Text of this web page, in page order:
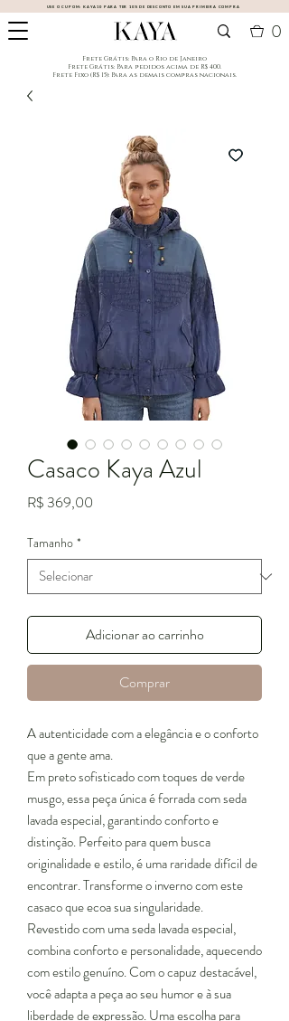
0
USE O CUPOM:KAYA10PARA TER 10% DE DESCONTO EM SUA PRIMEIRA COMPRA
​Frete Grátis: Para o Rio de Janeiro
​Frete Grátis: Para pedidos acima de R$ 400.
Frete Fixo (R$ 15): Para as demais compras nacionais.
Casaco Kaya Azul
R$ 369,00
Tamanho *
Adicionar ao carrinho
Comprar
A autenticidade com a elegância e o conforto
que a gente ama.
Em preto sofisticado com toques de verde
musgo, essa peça única é forrada com seda
lavada especial, garantindo conforto e
distinção. Perfeito para quem busca
originalidade e estilo, é uma raridade difícil de
encontrar. Transforme o inverno com este
casaco que ecoa sua singularidade.
Revestido com uma seda lavada especial,
combina conforto e personalidade, aquecendo
com estilo genuíno. Com o capuz destacável,
você adapta a peça ao seu humor e à sua
liberdade de expressão. Uma escolha para